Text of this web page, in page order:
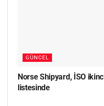
GÜNCEL
Norse Shipyard, İSO
listesinde